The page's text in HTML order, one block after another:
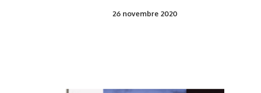
26novembre 2020